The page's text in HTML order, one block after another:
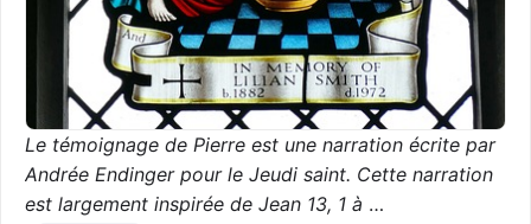
Le témoignage de Pierre est une narration écrite par
Andrée Endinger pour le Jeudi saint. Cette narration
est largement inspirée de Jean 13, 1 à …